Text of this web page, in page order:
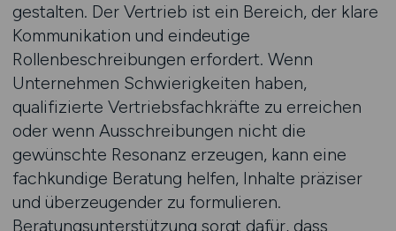
gestalten. Der Vertrieb ist ein Bereich, der klare
Kommunikation und eindeutige
Rollenbeschreibungen erfordert. Wenn
Unternehmen Schwierigkeiten haben,
qualifizierte Vertriebsfachkräfte zu erreichen
oder wenn Ausschreibungen nicht die
gewünschte Resonanz erzeugen, kann eine
fachkundige Beratung helfen, Inhalte präziser
und überzeugender zu formulieren.
Beratungsunterstützung sorgt dafür, dass